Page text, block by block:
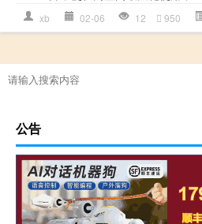
xb 02-06 12 950
公告